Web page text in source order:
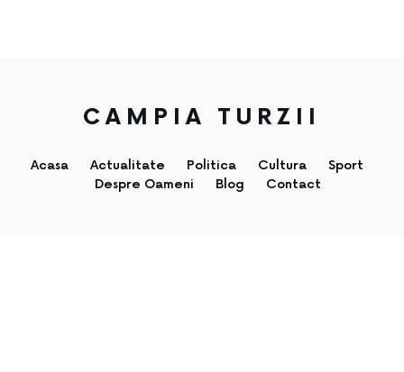
CAMPIA TURZII
Acasa Actualitate Politica Cultura
Sport
Despre Oameni
Blog Contact